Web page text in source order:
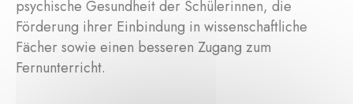
psychische Gesundheit der Schülerinnen, die
Förderung ihrer Einbindung in wissenschaftliche
Fächer sowie einen besseren Zugang zum
Fernunterricht.